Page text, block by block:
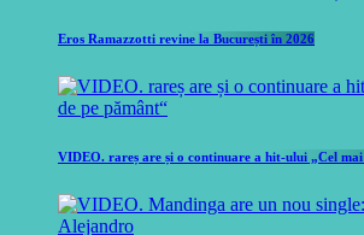
Eros Ramazzotti revine la București în 2026
VIDEO. rareș are și o continuare a hit-ului „Cel